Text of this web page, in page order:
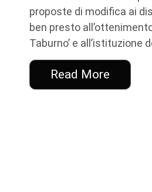
proposte di modifica ai
ben presto
Taburno’ e all’istituzione
Read More